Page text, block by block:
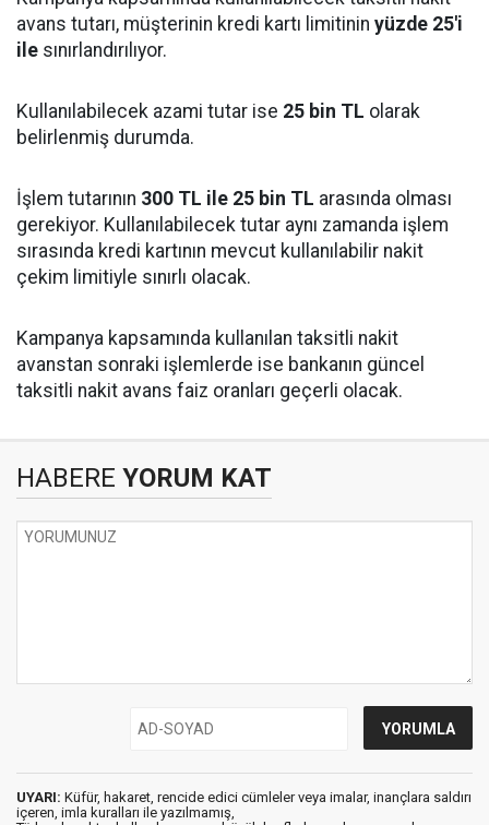
avans tutarı, müşterinin kredi kartı limitinin yüzde 25'i
ile sınırlandırılıyor.
Kullanılabilecek azami tutar ise 25 bin TL olarak
belirlenmiş durumda.
İşlem tutarının 300 TL ile 25 bin TL arasında olması
gerekiyor. Kullanılabilecek tutar aynı zamanda işlem
sırasında kredi kartının mevcut kullanılabilir nakit
çekim limitiyle sınırlı olacak.
Kampanya kapsamında kullanılan taksitli nakit
avanstan sonraki işlemlerde ise bankanın güncel
taksitli nakit avans faiz oranları geçerli olacak.
HABERE YORUM KAT
UYARI: Küfür, hakaret, rencide edici cümleler veya imalar, inançlara saldırı
içeren, imla kuralları ile yazılmamış,